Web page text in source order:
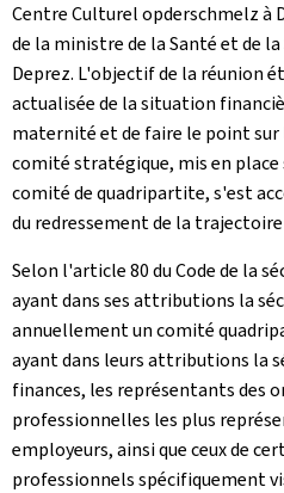
Centre Culturel opderschmelz à
de la ministre de la Santé et de
Deprez. L'objectif de la réunion
actualisée de la situation
maternité et de faire le point sur
comité stratégique, mis en place
comité de quadripartite, s'est
du redressement de la
Selon l'article 80 du Code de la
ayant dans ses attributions la
annuellement un comité
ayant dans leurs attributions la
finances, les représentants des
professionnelles les plus
employeurs, ainsi que ceux de
professionnels spécifiquement